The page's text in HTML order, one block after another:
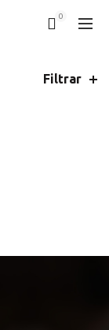
0
Filtrar